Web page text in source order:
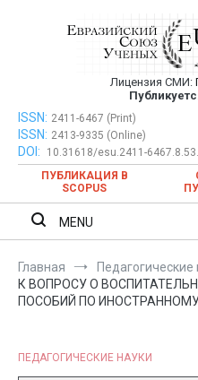
публикация
ежемесячном
Лицензия СМИ:
Евразийский Союз Ученых
ежемесячном
ISSN: 2411-6467 (Print)
ISSN: 2413-9335 (Online)
DOI:
10.31618/esu.2411-
ПУБЛИКАЦИЯ В
SCOPUS
MENU
Главная
Педагогические
К ВОПРОСУ О
ПОСОБИЙ ПО
ПЕДАГОГИЧЕСКИЕ НАУКИ